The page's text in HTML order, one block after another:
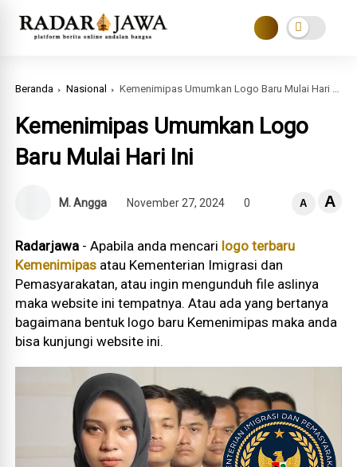
Beranda Nasional Kemenimipas Umumkan Logo Baru Mulai Hari Ini
Kemenimipas Umumkan Logo
Baru Mulai Hari Ini
M. Angga November 27, 2024 0 A A
Radarjawa - Apabila anda mencari logo terbaru
Kemenimipas atau Kementerian Imigrasi dan
Pemasyarakatan, atau ingin mengunduh file aslinya
maka website ini tempatnya. Atau ada yang bertanya
bagaimana bentuk logo baru Kemenimipas maka anda
bisa kunjungi website ini.